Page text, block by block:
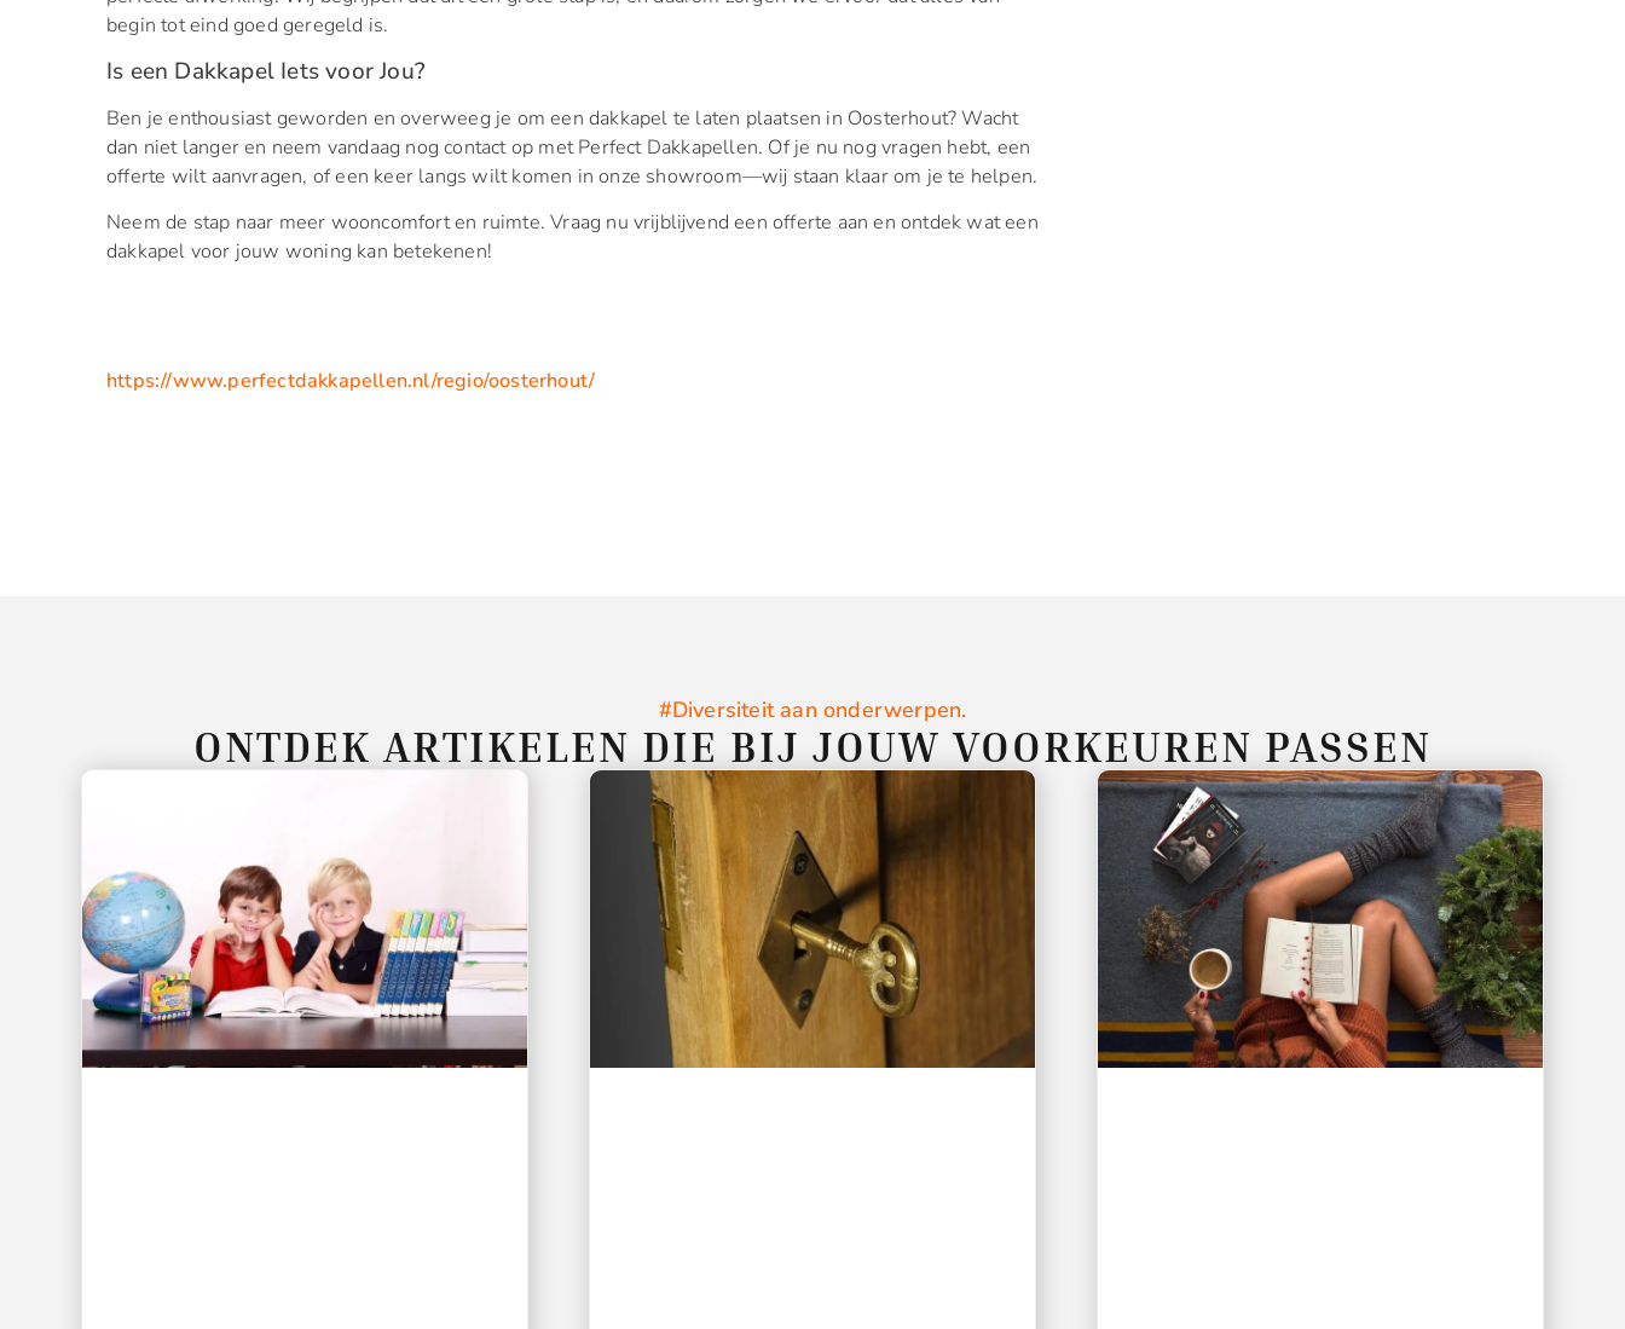
begin tot eind goed geregeld is.
Is een Dakkapel Iets voor Jou?
Ben je enthousiast geworden en overweeg je om een dakkapel te laten plaatsen in Oosterhout? Wacht
dan niet langer en neem vandaag nog contact op met Perfect Dakkapellen. Of je nu nog vragen hebt, een
offerte wilt aanvragen, of een keer langs wilt komen in onze showroom—wij staan klaar om je te helpen.
Neem de stap naar meer wooncomfort en ruimte. Vraag nu vrijblijvend een offerte aan en ontdek wat een
dakkapel voor jouw woning kan betekenen!
https://www.perfectdakkapellen.nl/regio/oosterhout/
#Diversiteit aan onderwerpen.
ONTDEK ARTIKELEN DIE BIJ JOUW VOORKEUREN PASSEN